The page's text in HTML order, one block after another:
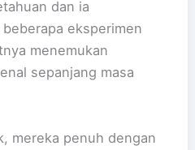
dan ia
eksperimen
menemukan
sepanjang masa
mereka penuh dengan